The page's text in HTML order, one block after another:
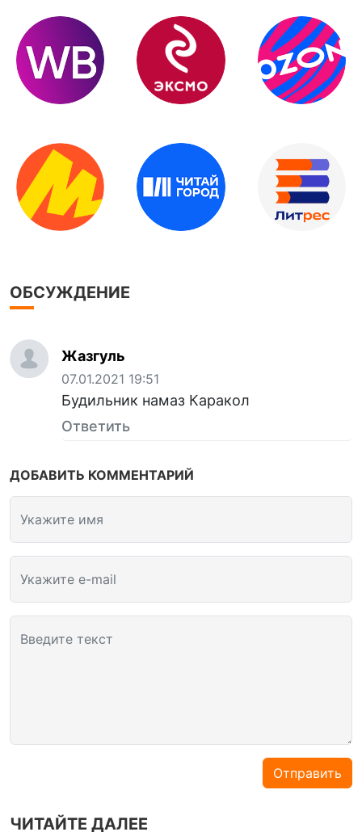
ОБСУЖДЕНИЕ
Жазгуль
07.01.2021 19:51
Будильник намаз Каракол
Ответить
ДОБАВИТЬ КОММЕНТАРИЙ
Укажите имя
Укажите e-mail
Введите текст
Отправить
ЧИТАЙТЕ ДАЛЕЕ